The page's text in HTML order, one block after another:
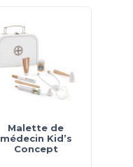
Malette de
médecin Kid’s
Concept